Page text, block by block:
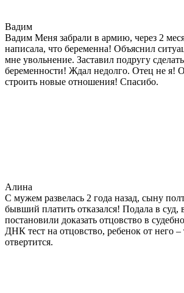
Вадим
Вадим Меня забрали в армию, через 2
написала, что беременна! Объяснил
мне увольнение. Заставил подругу
беременности! Ждал недолго. Отец не я!
строить новые отношения! Спасибо.
Алина
С мужем развелась 2 года назад, сыну
бывший платить отказался! Подала в суд,
постановили доказать отцовство в
ДНК тест на отцовство, ребенок от него –
отвертится.